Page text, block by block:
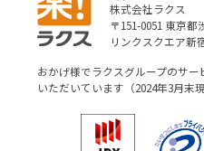
株式会社ラクス
〒151-0051 東京
リンクスクエア新
おかげ様でラクスグループのサ
いただいています（2024年3月末現